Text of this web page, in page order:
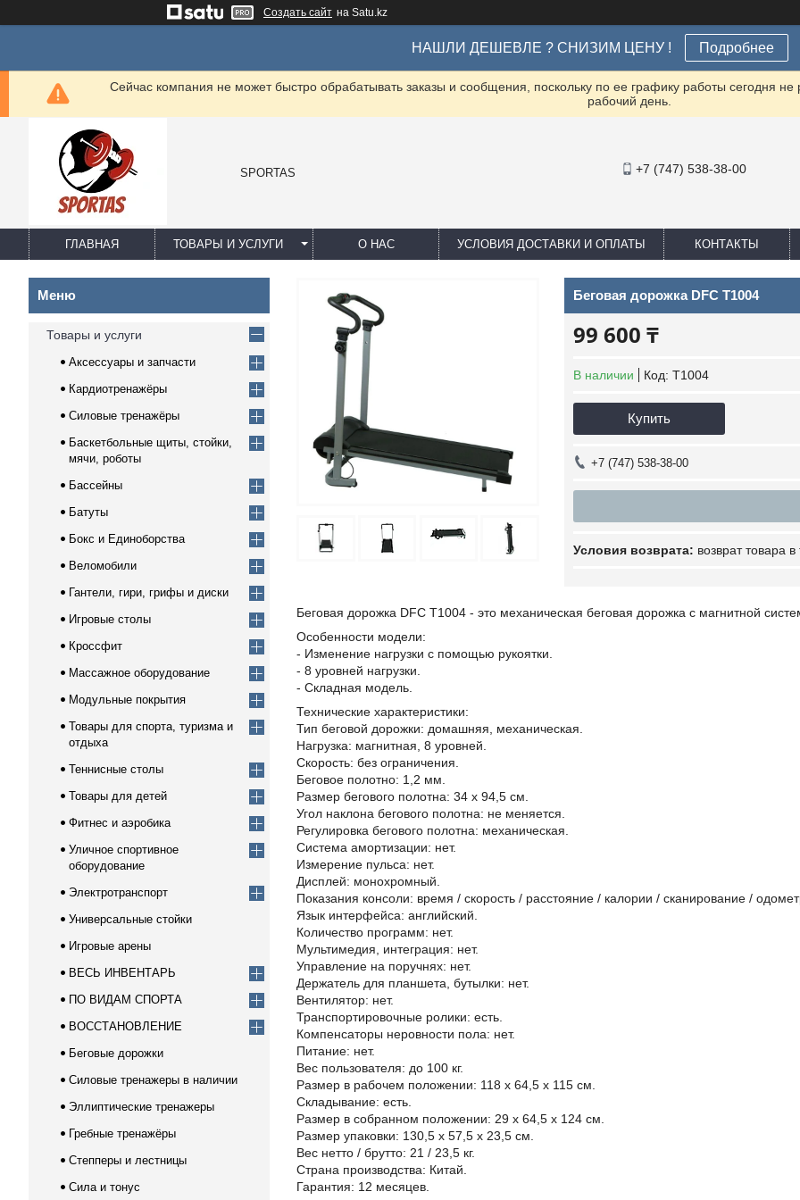
Создать сайт на Satu.kz
НАШЛИ ДЕШЕВЛЕ ? СНИЗИМ ЦЕНУ ! Подробнее
Сейчас компания не может быстро обрабатывать заказы и сообщения, поскольку по ее графику работы сегодня
рабочий день.
SPORTAS +7 (747) 538-38-00
ГЛАВНАЯ ТОВАРЫ И УСЛУГИ О НАС УСЛОВИЯ ДОСТАВКИ И ОПЛАТЫ КОНТАКТЫ
Беговая дорожка DFC T1004
99 600 ₸
В наличии Код: T1004
Купить
+7 (747) 538-38-00
возврат товара
Беговая дорожка DFC T1004 - это механическая беговая дорожка с магнитной
Особенности модели:
- Изменение нагрузки с помощью рукоятки.
- 8 уровней нагрузки.
- Складная модель.
Технические характеристики:
Тип беговой дорожки: домашняя, механическая.
Нагрузка: магнитная, 8 уровней.
Скорость: без ограничения.
Беговое полотно: 1,2 мм.
Размер бегового полотна: 34 х 94,5 см.
Угол наклона бегового полотна: не меняется.
Регулировка бегового полотна: механическая.
Система амортизации: нет.
Измерение пульса: нет.
Дисплей: монохромный.
Показания консоли: время / cкорость / расстояние / калории / cканирование /
Язык интерфейса: английский.
Количество программ: нет.
Мультимедия, интеграция: нет.
Управление на поручнях: нет.
Держатель для планшета, бутылки: нет.
Вентилятор: нет.
Транспортировочные ролики: есть.
Компенсаторы неровности пола: нет.
Питание: нет.
Вес пользователя: до 100 кг.
Размер в рабочем положении: 118 х 64,5 х 115 см.
Складывание: есть.
Размер в собранном положении: 29 х 64,5 х 124 см.
Размер упаковки: 130,5 х 57,5 х 23,5 см.
Вес нетто / брутто: 21 / 23,5 кг.
Страна производства: Китай.
Гарантия: 12 месяцев.
Товары и услуги
Аксессуары и запчасти
Кардиотренажёры
Силовые тренажёры
Баскетбольные щиты, стойки,
мячи, роботы
Бассейны
Батуты
Бокс и Единоборства
Веломобили
Гантели, гири, грифы и диски
Игровые столы
Кроссфит
Массажное оборудование
Модульные покрытия
Товары для спорта, туризма и
отдыха
Теннисные столы
Товары для детей
Фитнес и аэробика
Уличное спортивное
оборудование
Электротранспорт
Универсальные стойки
Игровые арены
ВЕСЬ ИНВЕНТАРЬ
ПО ВИДАМ СПОРТА
ВОССТАНОВЛЕНИЕ
Беговые дорожки
Силовые тренажеры в наличии
Эллиптические тренажеры
Гребные тренажёры
Степперы и лестницы
Сила и тонус